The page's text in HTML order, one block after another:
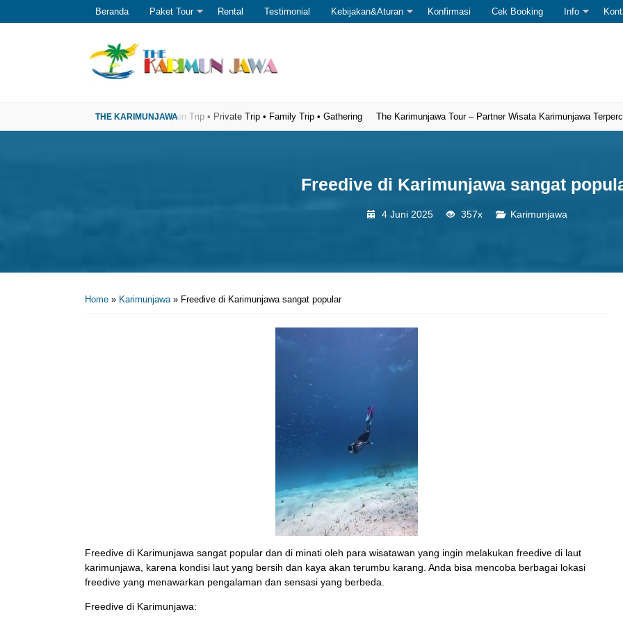
Beranda Paket Tour Rental Testimonial Kebijakan&Aturan Konfirmasi Cek Booking Info
Karimunjawa Terpercaya Open Trip • Private Trip • Family Trip • Gathering The Karimunjawa Tour – Partner Wisata Karimunjawa Terpercaya
Freedive di Karimunjawa sangat
4 Juni 2025 357x Karimunjawa
Home » Karimunjawa » Freedive di Karimunjawa sangat popular
Freedive di Karimunjawa sangat popular dan di minati oleh para wisatawan yang ingin melakukan freedive di laut
karimunjawa, karena kondisi laut yang bersih dan kaya akan terumbu karang. Anda bisa mencoba berbagai lokasi
freedive yang menawarkan pengalaman dan sensasi yang berbeda.
Freedive di Karimunjawa: